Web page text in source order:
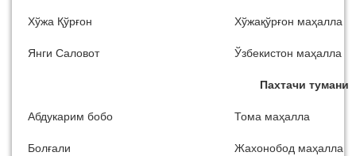
Хўжа Қўрғон Хўжақўрғон маҳалла
Янги Саловот Ўзбекистон маҳалла
Пахтачи тумани
Абдукарим бобо Тома маҳалла
Болғали Жахонобод маҳалла